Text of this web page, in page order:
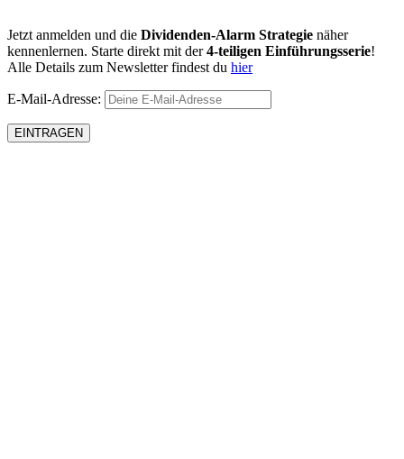
Jetzt anmelden und die Dividenden-Alarm Strategie näher
kennenlernen. Starte direkt mit der4-teiligen Einführungsserie!
Alle Details zum Newsletter findest du hier
E-Mail-Adresse: